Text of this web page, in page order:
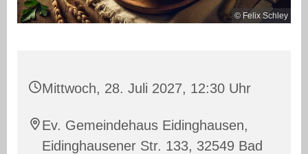
© Felix Schley
Mittwoch, 28. Juli 2027, 12:30 Uhr
Ev. Gemeindehaus Eidinghausen,
Eidinghausener Str. 133, 32549 Bad